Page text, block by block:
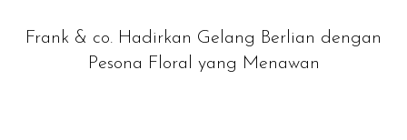
Frank & co. Hadirkan Gelang Berlian dengan
Pesona Floral yang Menawan